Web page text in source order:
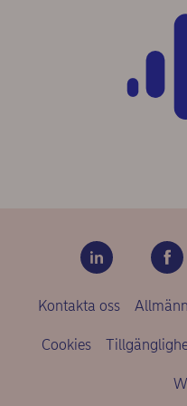
Kontakta oss
Cookies